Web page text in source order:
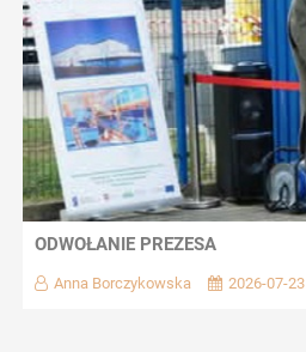
ODWOŁANIE PREZESA
Anna Borczykowska 2026-07-23